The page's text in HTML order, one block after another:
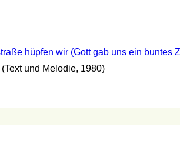
hüpfen wir (Gott gab uns ein buntes
(Text und Melodie, 1980)